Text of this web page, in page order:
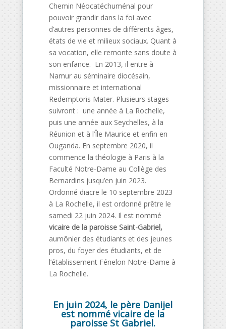
Chemin Néocatéchuménal pour
pouvoir grandir dans la foi avec
d’autres personnes de différents âges,
états de vie et milieux sociaux. Quant à
sa vocation, elle remonte sans doute à
son enfance. En 2013, il entre à
Namur au séminaire diocésain,
missionnaire et international
Redemptoris Mater. Plusieurs stages
suivront : une année à La Rochelle,
puis une année aux Seychelles, à la
Réunion et à l’Île Maurice et enfin en
Ouganda. En septembre 2020, il
commence la théologie à Paris à la
Faculté Notre-Dame au Collège des
Bernardins jusqu’en juin 2023.
Ordonné diacre le 10 septembre 2023
à La Rochelle, il est ordonné prêtre le
samedi 22 juin 2024. Il est nommé
vicaire de la paroisse Saint-Gabriel,
aumônier des étudiants et des jeunes
pros, du foyer des étudiants, et de
l’établissement Fénelon Notre-Dame à
La Rochelle.
En juin 2024, le père Danijel
est nommé vicaire de la
paroisse St Gabriel.